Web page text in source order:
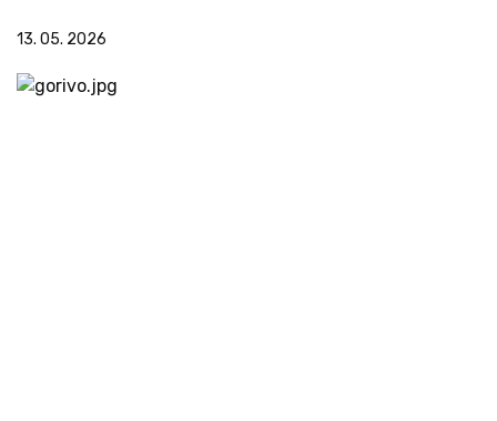
13. 05. 2026